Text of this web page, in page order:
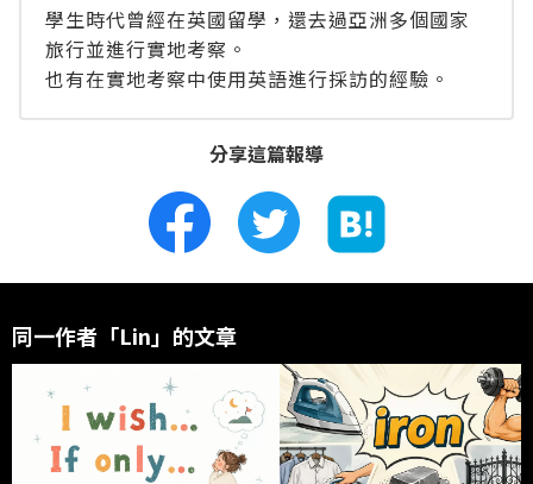
學生時代曾經在英國留學，還去過亞洲多個國家
旅行並進行實地考察。
也有在實地考察中使用英語進行採訪的經驗。
分享這篇報導
同一作者「Lin」的文章